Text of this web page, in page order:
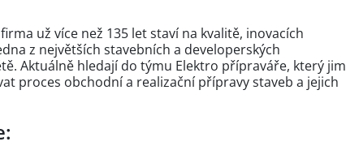
už více než 135 let staví na kvalitě, inovacích
z největších stavebních a developerských
Aktuálně hledají do týmu Elektro přípraváře, který jim
proces obchodní a realizační přípravy staveb a jejich